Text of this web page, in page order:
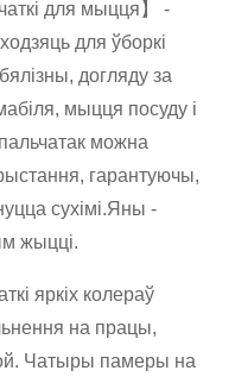
для мыцця】 -
для ўборкі
догляду за
мыцця посуду і
можна
гарантуючы,
сухімі.Яны -
жыцці.
яркіх колераў
на працы,
Чатыры памеры на